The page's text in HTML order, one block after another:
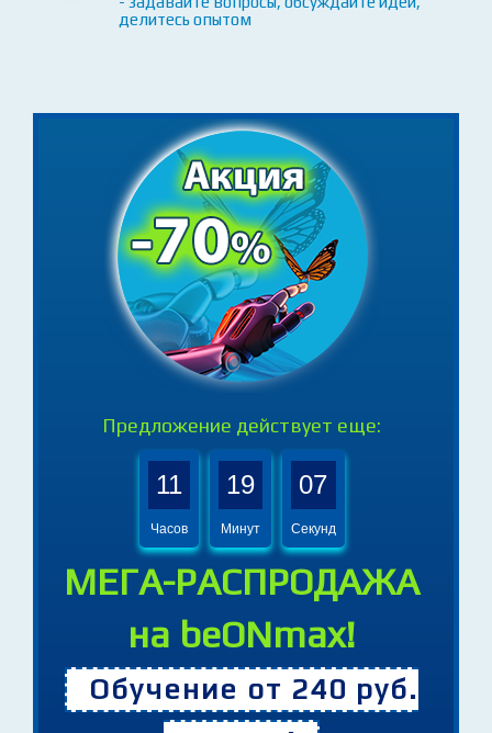
Доступ к сообществу активных
студентов и преподавателей
Предложение действует еще:
11
Часов
19
Минут
05
Секунд
МЕГА-РАСПРОДАЖА
на beONmax!